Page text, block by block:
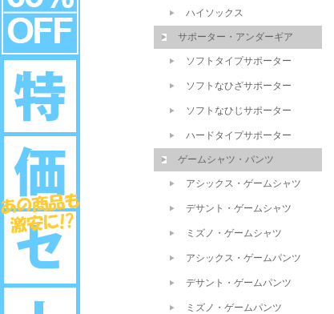
ハイソックス
サポーター・アンダーギア
ソフトタイプサポーター
ソフトなひざサポーター
ソフトなひじサポーター
ハードタイプサポーター
ゲームシャツ・パンツ
アシックス・ゲームシャツ
デサント・ゲームシャツ
ミズノ・ゲームシャツ
アシックス・ゲームパンツ
デサント・ゲームパンツ
ミズノ・ゲームパンツ